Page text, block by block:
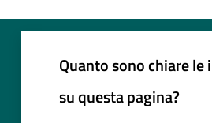
Quanto sono chiare
su questa pagina?